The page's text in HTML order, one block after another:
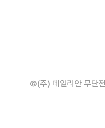
©(주) 데일리안 무단